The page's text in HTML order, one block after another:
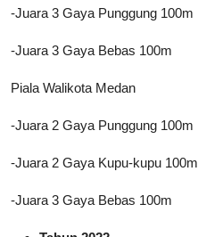
-Juara 3 Gaya Punggung 100m
-Juara 3 Gaya Bebas 100m
Piala Walikota Medan
-Juara 2 Gaya Punggung 100m
-Juara 2 Gaya Kupu-kupu 100m
-Juara 3 Gaya Bebas 100m